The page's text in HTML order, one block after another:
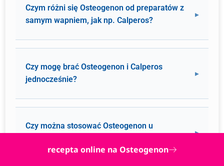
Czym różni się Osteogenon od preparatów z
samym wapniem, jak np. Calperos?
Czy mogę brać Osteogenon i Calperos
jednocześnie?
Czy można stosować Osteogenon u
recepta online na Osteogenon